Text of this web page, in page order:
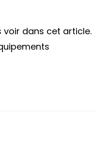
voir dans cet article.